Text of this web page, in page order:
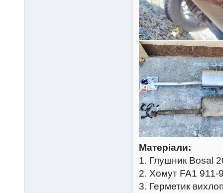
Матеріали:
1. Глушник Bosal
2. Хомут FA1 911-
3. Герметик